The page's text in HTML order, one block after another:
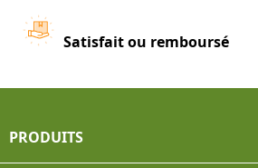
Satisfait ou remboursé
PRODUITS